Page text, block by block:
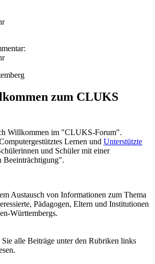
zum CLUKS
Willkommen im "CLUKS-Forum".
Lernen und Unterstützte
und Schüler mit einer
Beeinträchtigung".
Austausch von Informationen zum Thema
Pädagogen, Eltern und Institutionen
Württembergs.
alle Beiträge unter den Rubriken links